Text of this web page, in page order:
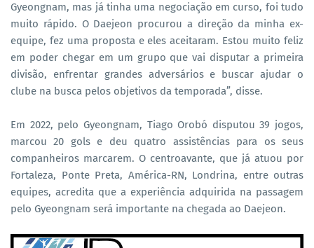
Gyeongnam, mas já tinha uma negociação em curso, foi tudo
muito rápido. O Daejeon procurou a direção da minha ex-
equipe, fez uma proposta e eles aceitaram. Estou muito feliz
em poder chegar em um grupo que vai disputar a primeira
divisão, enfrentar grandes adversários e buscar ajudar o
clube na busca pelos objetivos da temporada”, disse.
Em 2022, pelo Gyeongnam, Tiago Orobó disputou 39 jogos,
marcou 20 gols e deu quatro assistências para os seus
companheiros marcarem. O centroavante, que já atuou por
Fortaleza, Ponte Preta, América-RN, Londrina, entre outras
equipes, acredita que a experiência adquirida na passagem
pelo Gyeongnam será importante na chegada ao Daejeon.